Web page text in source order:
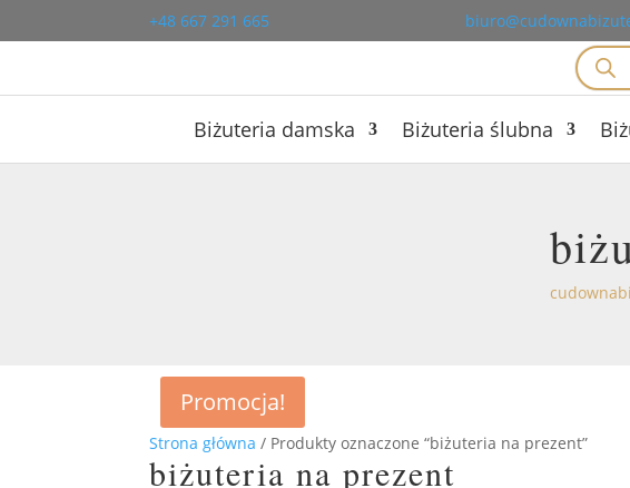
+48 667 291 665
Biżuteria damska Biżuteria ślubna
Strona główna / Produkty oznaczone “biżuteria na prezent”
biżuteria na prezent
Promocja!